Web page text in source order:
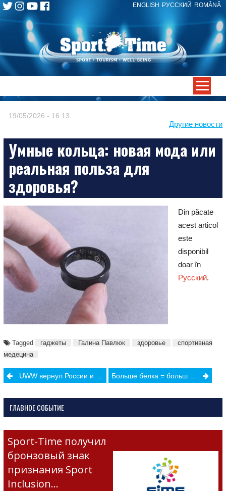
ENGLISH РУССКИЙ ROMÂNĂ
Skip
to
Другие новости
19/05/2026 - 16:13
Умные кольца: новая мода или
реальная польза для
здоровья?
Din păcate
acest articol
este
disponibil
doar în
Русский.
Tagged гаджеты Галина Павлюк здоровье
спортивная
медецина
PostUWW вернул России и Беларуси флаги и гимны Больше белка = больше мышц? Почему считать белок просто недостаточно
ГЛАВНОЕ СОБЫТИЕ
Sport-Time получил
бронзовый знак
признания Sport
Inclusion…